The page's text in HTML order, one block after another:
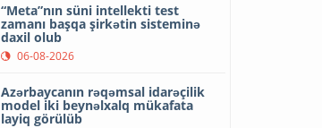
“Meta”nın süni intellekti test
zamanı başqa şirkətin sisteminə
daxil olub
06-08-2026
Azərbaycanın rəqəmsal idarəçilik
model iki beynəlxalq mükafata
layiq görülüb